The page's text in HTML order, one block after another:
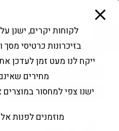
פתח סרגל
Products
search
החשבון שלי
לקוחות יקרים, ישנן
בזיכרונות כרטיסי מסך
ייקח לנו מעט זמן לעדכן
מחירים
ישנו צפי למחסור
מוזמנים לפנות